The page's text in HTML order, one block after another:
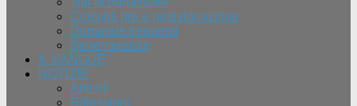
Consigli pre e post donazione
Domande frequenti
Benemerenze
IL SANGUE
NOTIZIE
Articoli
Riflessioni